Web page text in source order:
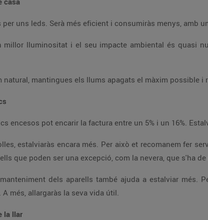
consum o convencionals, no
a la vegada. De
mantenint nets els filtres de l'aire condicionat, netejant el
serpentí de la nevera, etc. A més, allargaràs la seva vida útil.
la llar